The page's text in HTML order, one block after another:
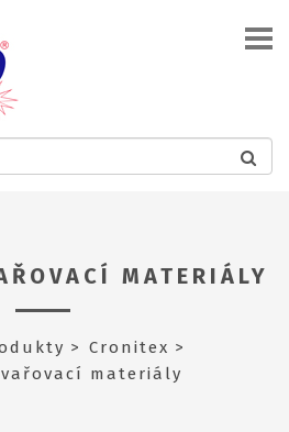
MATERIÁLY
Cronitex
materiály